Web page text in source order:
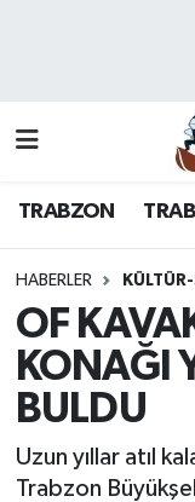
TRABZON
HABERLER
OF
KONAĞI
BULDU
Uzun yıllar atıl
Trabzon
Hava Durumu
Namaz
Trafik
Süper Lig
Tüm
Son Dakika